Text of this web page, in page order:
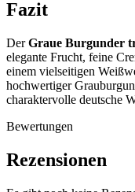
Fazit
DerGraue Burgunder
elegante Frucht, feine
einem vielseitigen
hochwertiger
charaktervolle deutsche
Bewertungen
Rezensionen